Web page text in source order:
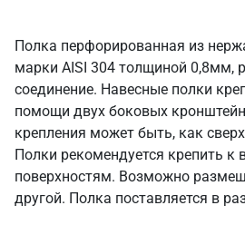
Полка перфорированная из
марки AISI 304 толщиной 0,8мм,
соединение. Навесные полки
помощи двух боковых
крепления может быть, как
Полки рекомендуется крепить к
поверхностям. Возможно
другой. Полка поставляется в